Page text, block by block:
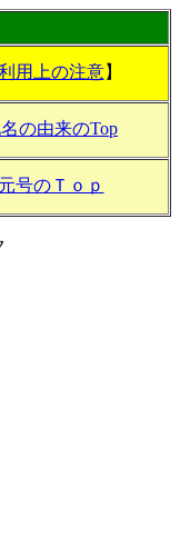
用上の注意】
の由来のTop
元号のＴｏｐ